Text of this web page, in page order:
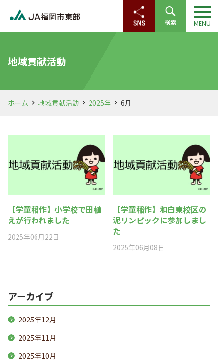
地域貢献活動
ホーム 地域貢献活動 2025年 6月
【学童稲作】小学校で田植
えが行われました
2025年06月22日
【学童稲作】和白東校区の
泥リンピックに参加しまし
た
2025年06月08日
アーカイブ
2025年12月
2025年11月
2025年10月